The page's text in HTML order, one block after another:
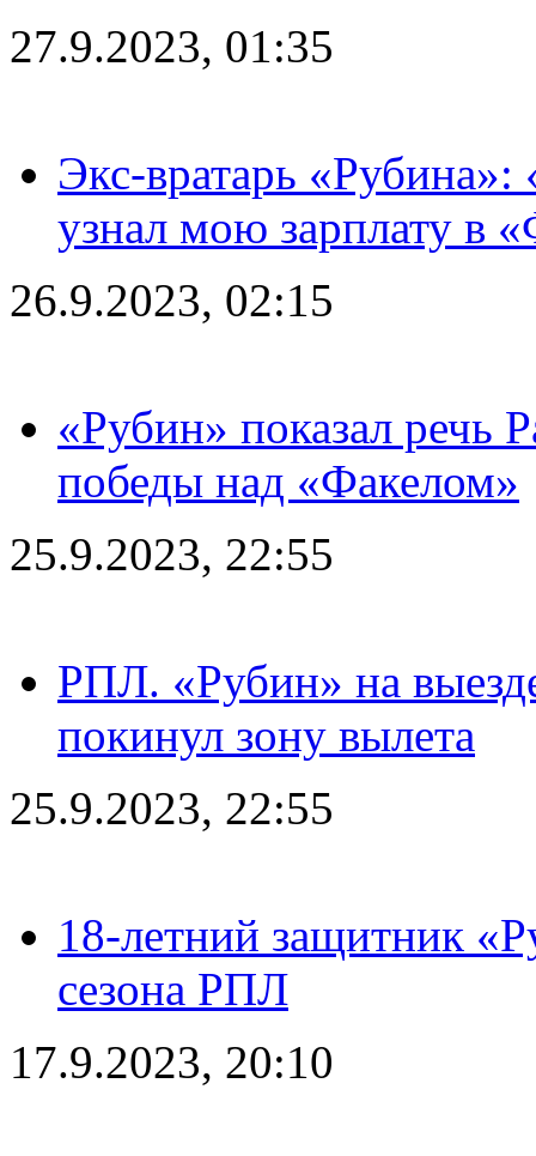
27.9.2023, 01:35
Экс-вратарь «Рубина»:
узнал мою зарплату в
26.9.2023, 02:15
«Рубин» показал речь
победы над «Факелом»
25.9.2023, 22:55
РПЛ. «Рубин» на
покинул зону вылета
25.9.2023, 22:55
18-летний защитник
сезона РПЛ
17.9.2023, 20:10